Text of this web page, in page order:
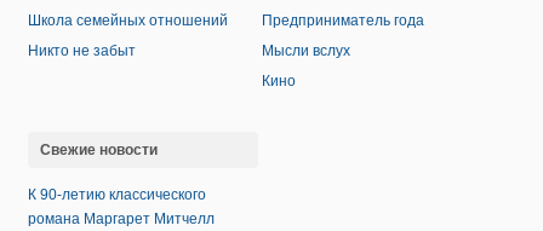
Школа семейных отношений
Никто не забыт
Предприниматель года
Мысли вслух
Кино
Свежие новости
К 90-летию классического
романа Маргарет Митчелл